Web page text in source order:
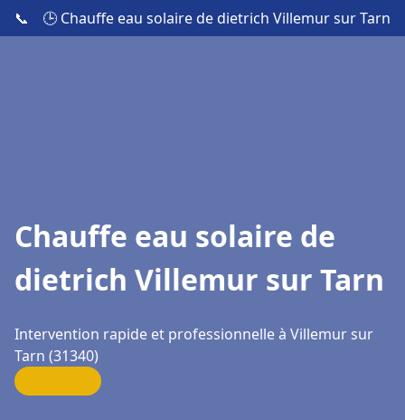
📞 🕒 Chauffe eau solaire de dietrich Villemur sur Tarn
Chauffe eau solaire de
dietrich Villemur sur Tarn
Intervention rapide et professionnelle à Villemur sur
Tarn (31340)